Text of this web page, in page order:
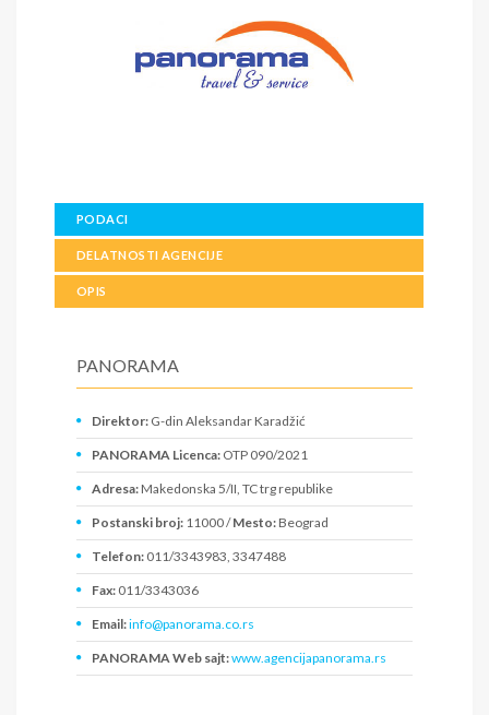
PODACI
DELATNOSTI AGENCIJE
OPIS
PANORAMA
Direktor: G-din Aleksandar Karadžić
PANORAMA Licenca: OTP 090/2021
Adresa: Makedonska 5/II, TC trg republike
Postanski broj: 11000 /Mesto: Beograd
Telefon: 011/3343983, 3347488
Fax: 011/3343036
Email:info@panorama.co.rs
PANORAMA Web sajt:www.agencijapanorama.rs